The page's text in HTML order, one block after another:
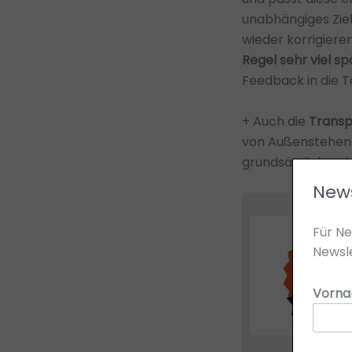
unabhängiges
wieder
Regel sehr viel
Feedback in die
+ Auch die
von
grundsätzlich zu
Für